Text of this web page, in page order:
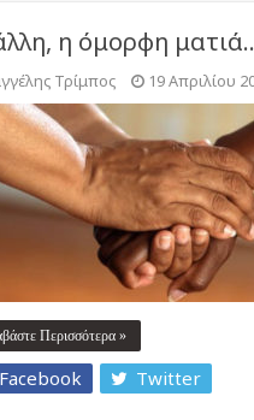
η όμορφη
Τρίμπος 19 Απριλίου
Περισσότερα »
Facebook Twitter